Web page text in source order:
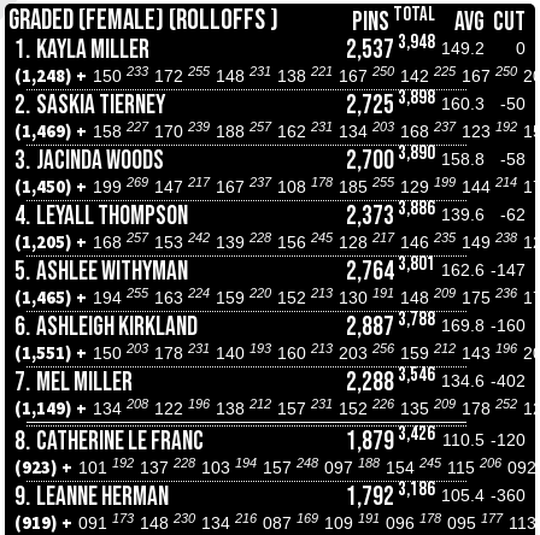
GRADED (FEMALE) (ROLLOFFS ) PINS TOTAL AVG CUT
1. KAYLA MILLER 2,537 3,948 149.2 0
(1,248) + 150 233 172 255 148 231 138 221 167 250 142 225 167 250
2. SASKIA TIERNEY 2,725 3,898 160.3 -50
(1,469) + 158 227 170 239 188 257 162 231 134 203 168 237 123 192
3. JACINDA WOODS 2,7003,890 158.8 -58
(1,450) + 199 269 147 217 167 237 108 178 185 255 129 199 144 214
4. LEYALL THOMPSON 2,373 3,886 139.6 -62
(1,205) + 168 257 153 242 139 228 156 245 128 217 146 235 149 238
5.ASHLEE WITHYMAN 2,7643,801 162.6 -147
(1,465) + 194 255 163 224 159 220 152 213 130 191 148 209 175 236
6.ASHLEIGH KIRKLAND 2,887 3,788 169.8 -160
(1,551) + 150 203 178 231 140 193 160 213 203 256 159 212 143 196
7. MEL MILLER 2,2883,546 134.6 -402
(1,149) + 134 208 122 196 138 212 157 231 152 226 135 209 178 252
8. CATHERINE LE FRANC 1,8793,426 110.5 -120
(923) + 101 192 137 228 103 194 157 248 097 188 154 245 115 206 092
9. LEANNE HERMAN 1,792 3,186 105.4 -360
(919) + 091 173 148 230 134 216 087 169 109 191 096 178 095 177 113